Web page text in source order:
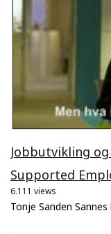
Jobbutvikling
Supported
6.111 views
Tonje Sanden Sannes